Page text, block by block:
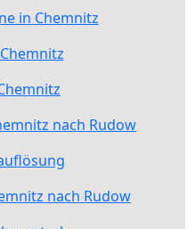
in Chemnitz
nach Rudow
nach Rudow